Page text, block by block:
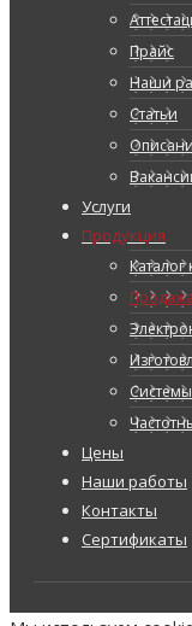
Прайс
Наши
Статьи
Услуги
Продукция
Цены
Наши работы
Контакты
Сертификаты